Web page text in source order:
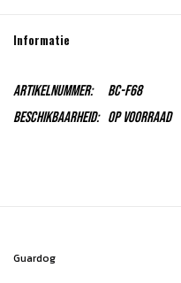
Rolschaatsen
SALE
Informatie
Artikelnummer:
BC-F68
Beschikbaarheid: Op voorraad
Guardog